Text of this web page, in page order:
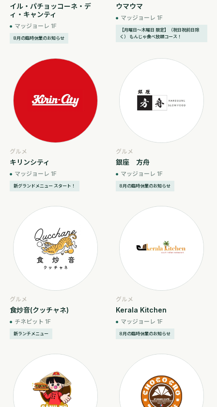
イル・パチョッコーネ・デ
ィ・キャンティ
マッジョーレ 1F
8月の臨時休業のお知らせ
ウマウマ
マッジョーレ 1F
【月曜日～木曜日 限定】（祝日祝前日除
く） もんじゃ食べ放題コース！
グルメ
キリンシティ
マッジョーレ 1F
新グランドメニュー スタート！
グルメ
銀座 方舟
マッジョーレ 1F
8月の臨時休業のお知らせ
グルメ
食炒音(クッチャネ)
チネピット 1F
新ランチメニュー
グルメ
Kerala Kitchen
マッジョーレ 1F
8月の臨時休業のお知らせ